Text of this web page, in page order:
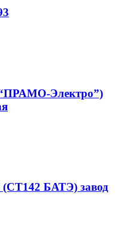
Электро”)
БАТЭ) завод